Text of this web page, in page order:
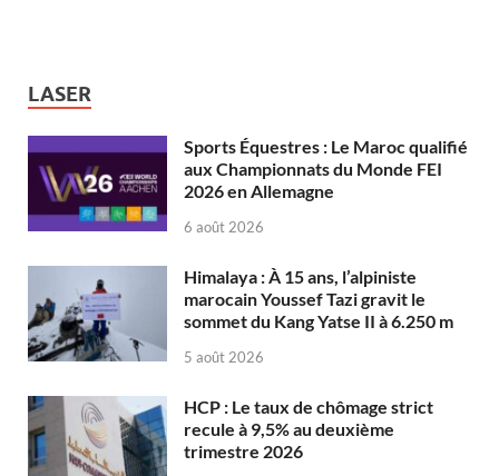
LASER
Sports Équestres : Le Maroc qualifié
aux Championnats du Monde FEI
2026 en Allemagne
6 août 2026
Himalaya : À 15 ans, l’alpiniste
marocain Youssef Tazi gravit le
sommet du Kang Yatse II à 6.250 m
5 août 2026
HCP : Le taux de chômage strict
recule à 9,5% au deuxième
trimestre 2026